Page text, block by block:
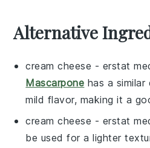
Alternative
cream cheese - erstat
Mascarpone has a
mild flavor, making it a
cream cheese - erstat
be used for a lighter